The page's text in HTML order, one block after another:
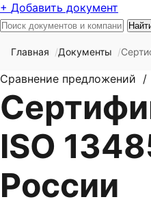
+ Добавить документ
Главная Документы
Сравнение предложений
ISO
России